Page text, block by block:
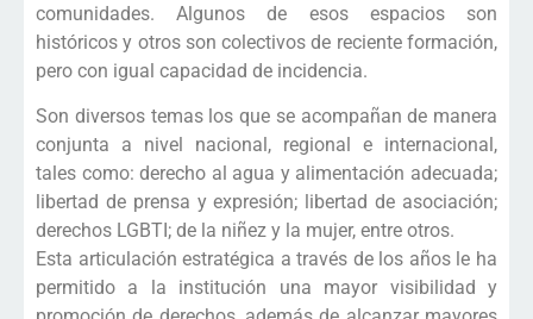
comunidades. Algunos de esos espacios son
históricos y otros son colectivos de reciente formación,
pero con igual capacidad de incidencia.
Son diversos temas los que se acompañan de manera
conjunta a nivel nacional, regional e internacional,
tales como: derecho al agua y alimentación adecuada;
libertad de prensa y expresión; libertad de asociación;
derechos LGBTI; de la niñez y la mujer, entre otros.
Esta articulación estratégica a través de los años le ha
permitido a la institución una mayor visibilidad y